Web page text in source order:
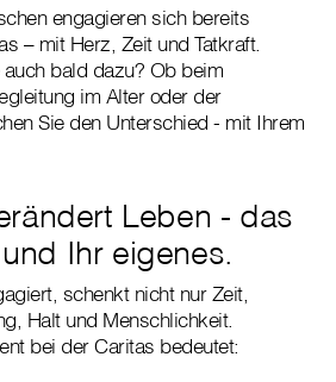
engagieren sich bereits
– mit Herz, Zeit und Tatkraft.
bald dazu? Ob beim
im Alter oder der
Sie den Unterschied - mit Ihrem
Leben - das
Ihr eigenes.
schenkt nicht nur Zeit,
Halt und Menschlichkeit.
bei der Caritas bedeutet: